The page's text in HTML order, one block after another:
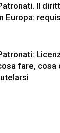
Il
Europa:
fare, cosa